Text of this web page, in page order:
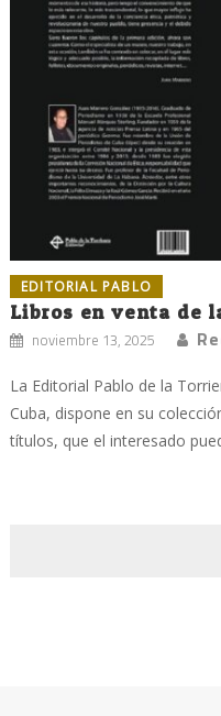
EDITORIAL PABLO
Libros en venta de
noviembre 13, 2025
La Editorial Pablo de la
Cuba, dispone en su
títulos, que el interesado